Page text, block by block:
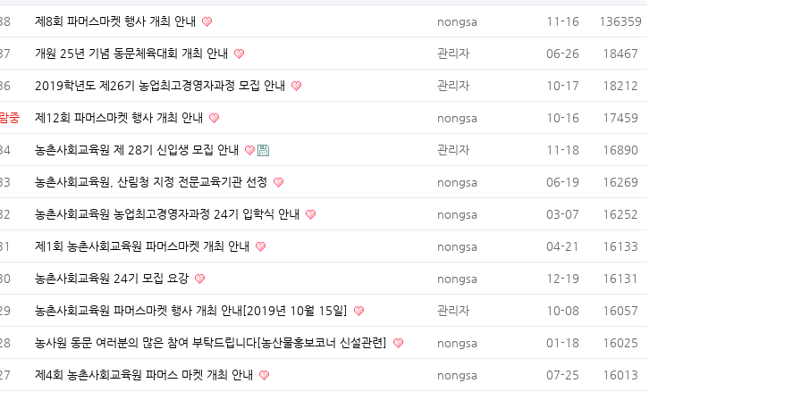
제8회 파머스마켓 행사 개최 안내 nongsa 11-16 136359
개원 25년 기념 동문체육대회 개최 안내 관리자 06-26 18467
2019학년도 제26기 농업최고경영자과정 모집 안내 관리자 10-17 18212
중 제12회 파머스마켓 행사 개최 안내 nongsa 10-16 17459
농촌사회교육원 제 28기 신입생 모집 안내 관리자 11-18 16890
농촌사회교육원, 산림청 지정 전문교육기관 선정 nongsa 06-19 16269
농촌사회교육원 농업최고경영자과정 24기 입학식 안내 nongsa 03-07 16252
제1회 농촌사회교육원 파머스마켓 개최 안내 nongsa 04-21 16133
농촌사회교육원 24기 모집 요강 nongsa 12-19 16131
농촌사회교육원 파머스마켓 행사 개최 안내[2019년 10월 15일] 관리자 10-08 16057
농사원 동문 여러분의 많은 참여 부탁드립니다[농산물홍보코너 신설관련] nongsa 01-18 16025
제4회 농촌사회교육원 파머스 마켓 개최 안내 nongsa 07-25 16013